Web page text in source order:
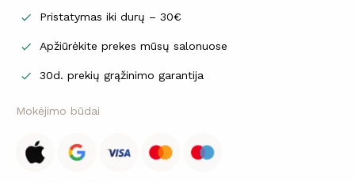
 Pristatymas iki durų – 30€
 Apžiūrėkite prekes mūsų salonuose
 30d. prekių grąžinimo garantija
Mokėjimo būdai